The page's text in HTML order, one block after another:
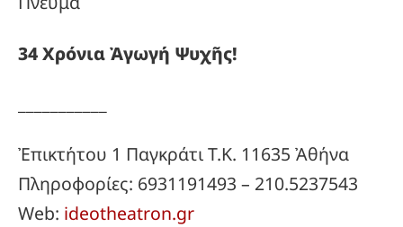
34ΧρόνιαἈγωγή Ψυχῆς!
Ἐπικτήτου 1 Παγκράτι Τ.Κ. 11635 Ἀθήνα
Πληροφορίες: 6931191493 – 210.5237543
Web: ideotheatron.gr